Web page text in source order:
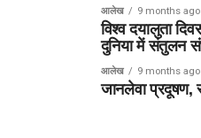
आलेख 9 months ago
विश्व दयालुता
दुनिया में संतुलन
आलेख 9 months ago
जानलेवा प्रदूषण,